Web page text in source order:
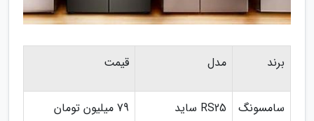
برند مدل قیمت
سامسونگ RS25 ساید 79 میلیون تومان